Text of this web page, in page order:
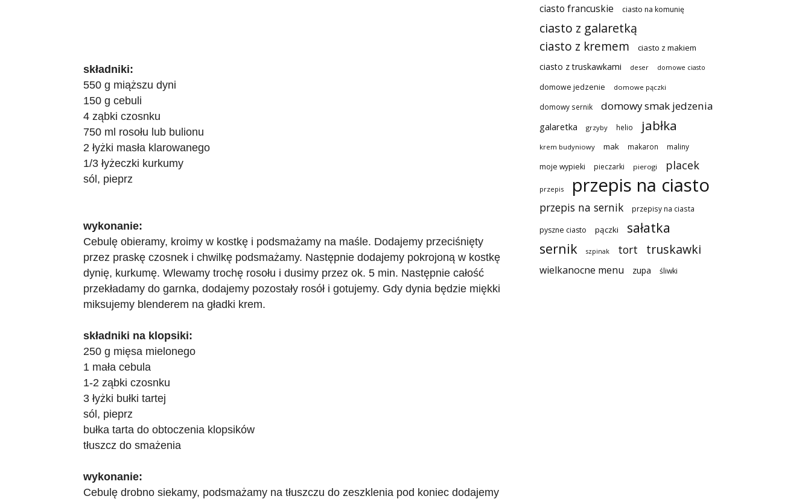
składniki:
550 g miąższu dyni
150 g cebuli
4 ząbki czosnku
750 ml rosołu lub bulionu
2 łyżki masła klarowanego
1/3 łyżeczki kurkumy
sól, pieprz
wykonanie:
Cebulę obieramy, kroimy w kostkę i podsmażamy na maśle. Dodajemy przeciśnięty
przez praskę czosnek i chwilkę podsmażamy. Następnie dodajemy pokrojoną w kostkę
dynię, kurkumę. Wlewamy trochę rosołu i dusimy przez ok. 5 min. Następnie całość
przekładamy do garnka, dodajemy pozostały rosół i gotujemy. Gdy dynia będzie miękki
miksujemy blenderem na gładki krem.
składniki na klopsiki:
250 g mięsa mielonego
1 mała cebula
1-2 ząbki czosnku
3 łyżki bułki tartej
sól, pieprz
bułka tarta do obtoczenia klopsików
tłuszcz do smażenia
wykonanie:
Cebulę drobno siekamy, podsmażamy na tłuszczu do zeszklenia pod koniec dodajemy
ciasto francuskie ciasto na komunię
ciasto z galaretką
ciasto z kremem ciasto z makiem
ciasto z truskawkami deser domowe ciasto
domowe jedzenie domowe pączki
domowy sernik domowy smak jedzenia
galaretka grzyby helio jabłka
krem budyniowy mak makaron maliny
moje wypieki pieczarki pierogi placek
przepis przepis na ciasto
przepis na sernik przepisy na ciasta
pyszne ciasto pączki
sałatka
sernik
szpinak tort truskawki
wielkanocne menu zupa śliwki